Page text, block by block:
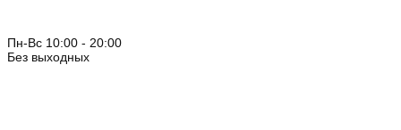
Пн-Вс 10:00 - 20:00
Без выходных